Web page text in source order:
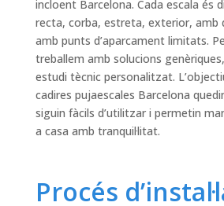
incloent Barcelona. Cada escala és
recta, corba, estreta, exterior, amb
amb punts d’aparcament limitats.
treballem amb solucions
estudi tècnic personalitzat.
cadires pujaescales Barcelona
siguin fàcils d’utilitzar i permetin
a casa amb tranquil·litat.
Procés